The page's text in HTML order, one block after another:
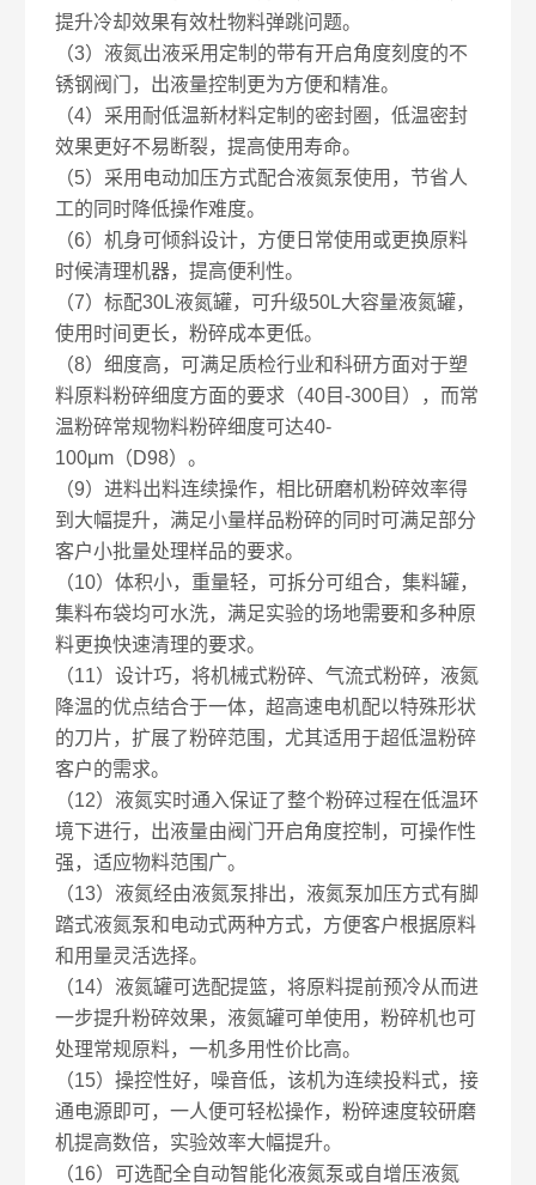
提升冷却效果有效杜物料弹跳问题。
（3）液氮出液采用定制的带有开启角度刻度的不
锈钢阀门，出液量控制更为方便和精准。
（4）采用耐低温新材料定制的密封圈，低温密封
效果更好不易断裂，提高使用寿命。
（5）采用电动加压方式配合液氮泵使用，节省人
工的同时降低操作难度。
（6）机身可倾斜设计，方便日常使用或更换原料
时候清理机器，提高便利性。
（7）标配30L液氮罐，可升级50L大容量液氮罐，
使用时间更长，粉碎成本更低。
（8）细度高，可满足质检行业和科研方面对于塑
料原料粉碎细度方面的要求（40目-300目），而常
温粉碎常规物料粉碎细度可达40-
100μm（D98）。
（9）进料出料连续操作，相比研磨机粉碎效率得
到大幅提升，满足小量样品粉碎的同时可满足部分
客户小批量处理样品的要求。
（10）体积小，重量轻，可拆分可组合，集料罐，
集料布袋均可水洗，满足实验的场地需要和多种原
料更换快速清理的要求。
（11）设计巧，将机械式粉碎、气流式粉碎，液氮
降温的优点结合于一体，超高速电机配以特殊形状
的刀片，扩展了粉碎范围，尤其适用于超低温粉碎
客户的需求。
（12）液氮实时通入保证了整个粉碎过程在低温环
境下进行，出液量由阀门开启角度控制，可操作性
强，适应物料范围广。
（13）液氮经由液氮泵排出，液氮泵加压方式有脚
踏式液氮泵和电动式两种方式，方便客户根据原料
和用量灵活选择。
（14）液氮罐可选配提篮，将原料提前预冷从而进
一步提升粉碎效果，液氮罐可单使用，粉碎机也可
处理常规原料，一机多用性价比高。
（15）操控性好，噪音低，该机为连续投料式，接
通电源即可，一人便可轻松操作，粉碎速度较研磨
机提高数倍，实验效率大幅提升。
（16）可选配全自动智能化液氮泵或自增压液氮